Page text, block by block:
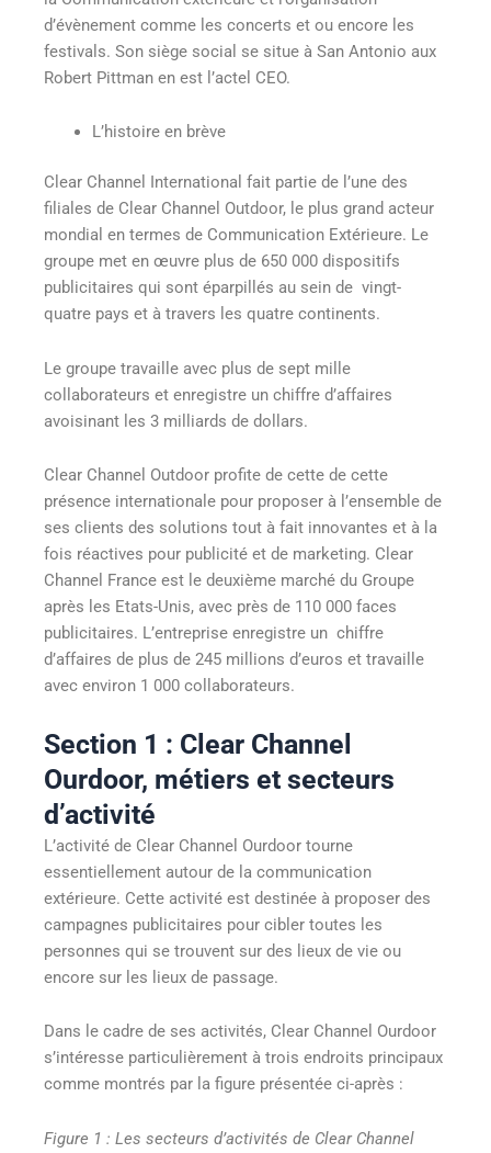
d’évènement comme les concerts et ou encore les
festivals. Son siège social se situe à San Antonio aux
Robert Pittman en est l’actel CEO.
L’histoire en brève
Clear Channel International fait partie de l’une des
filiales de Clear Channel Outdoor, le plus grand acteur
mondial en termes de Communication Extérieure. Le
groupe met en œuvre plus de 650 000 dispositifs
publicitaires qui sont éparpillés au sein de vingt-
quatre pays et à travers les quatre continents.
Le groupe travaille avec plus de sept mille
collaborateurs et enregistre un chiffre d’affaires
avoisinant les 3 milliards de dollars.
Clear Channel Outdoor profite de cette de cette
présence internationale pour proposer à l’ensemble de
ses clients des solutions tout à fait innovantes et à la
fois réactives pour publicité et de marketing. Clear
Channel France est le deuxième marché du Groupe
après les Etats-Unis, avec près de 110 000 faces
publicitaires. L’entreprise enregistre un chiffre
d’affaires de plus de 245 millions d’euros et travaille
avec environ 1 000 collaborateurs.
Section 1 : Clear Channel
Ourdoor, métiers et secteurs
d’activité
L’activité de Clear Channel Ourdoor tourne
essentiellement autour de la communication
extérieure. Cette activité est destinée à proposer des
campagnes publicitaires pour cibler toutes les
personnes qui se trouvent sur des lieux de vie ou
encore sur les lieux de passage.
Dans le cadre de ses activités, Clear Channel Ourdoor
s’intéresse particulièrement à trois endroits principaux
comme montrés par la figure présentée ci-après :
Figure 1 : Les secteurs d’activités de Clear Channel